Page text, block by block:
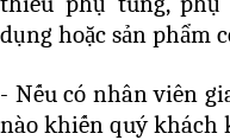
dụng hoặc sản phẩm
- Nếu có nhân viên
nào khiến quý khách